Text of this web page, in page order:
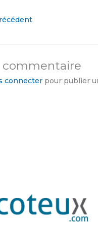
commentaire
connecter pour publier